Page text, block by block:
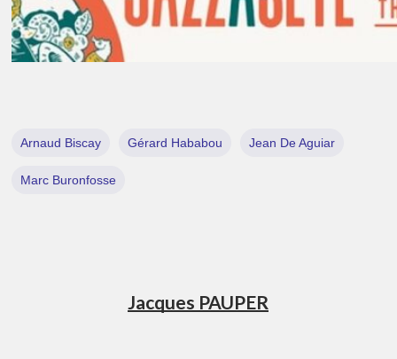
Arnaud Biscay Gérard Hababou Jean De Aguiar
Marc Buronfosse
Jacques PAUPER